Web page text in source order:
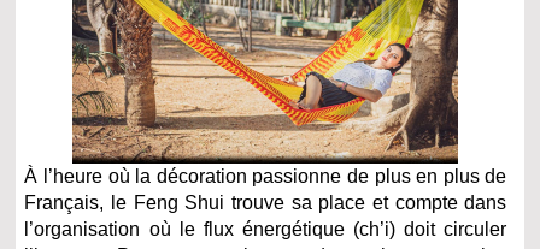
À l’heure où la décoration passionne de plus en plus de
Français, le Feng Shui trouve sa place et compte dans
l’organisation où le flux énergétique (ch’i) doit circuler